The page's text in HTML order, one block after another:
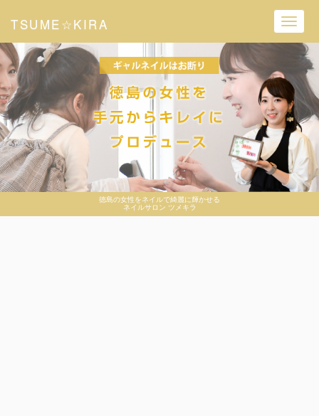
徳島の女性をネイルで綺麗に輝かせる
ネイルサロン ツメキラ
TSUME☆KIRA